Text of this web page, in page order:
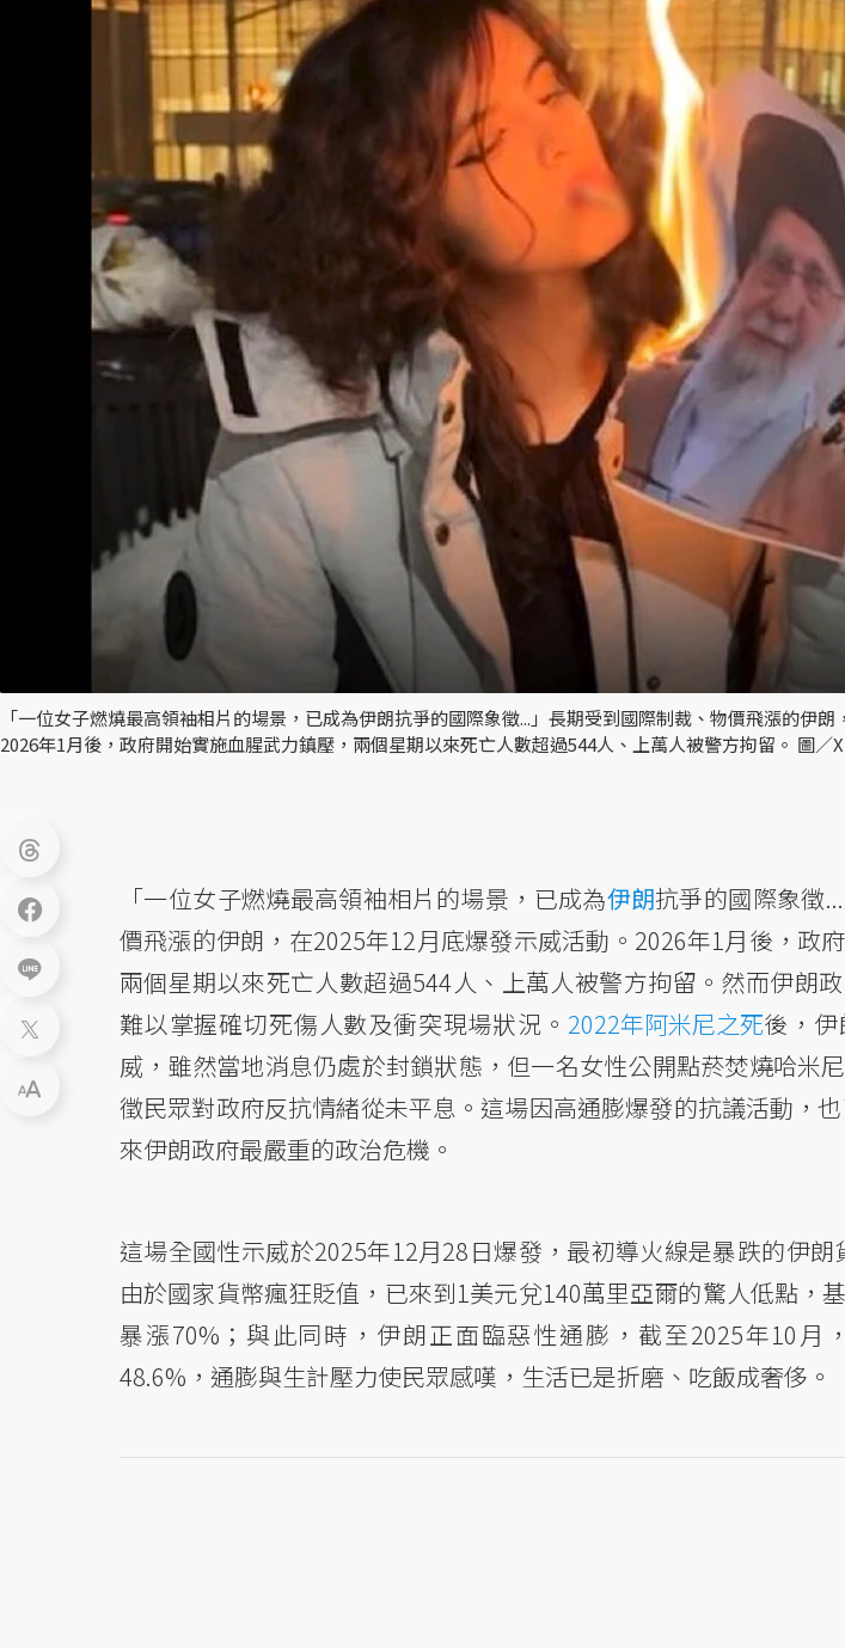
「一位女子燃燒最高領袖相片的場景，已成為伊朗抗爭的國際象徵...」長期受到國際制裁、物價飛漲的伊朗
2026年1月後，政府開始實施血腥武力鎮壓，兩個星期以來死亡人數超過544人、上萬人被警方拘留。 圖／X
「一位女子燃燒最高領袖相片的場景，已成為伊朗抗爭的國際象徵
價飛漲的伊朗，在2025年12月底爆發示威活動。2026年1月後，政
兩個星期以來死亡人數超過544人、上萬人被警方拘留。然而伊朗
難以掌握確切死傷人數及衝突現場狀況。 2022年阿米尼之死後，
威，雖然當地消息仍處於封鎖狀態，但一名女性公開點菸焚燒哈米
徵民眾對政府反抗情緒從未平息。這場因高通膨爆發的抗議活動，
來伊朗政府最嚴重的政治危機。
這場全國性示威於2025年12月28日爆發，最初導火線是暴跌的伊朗
由於國家貨幣瘋狂貶值，已來到1美元兌140萬里亞爾的驚人低點，
暴漲70%；與此同時，伊朗正面臨惡性通膨，截至2025年10月
48.6%，通膨與生計壓力使民眾感嘆，生活已是折磨、吃飯成奢侈。